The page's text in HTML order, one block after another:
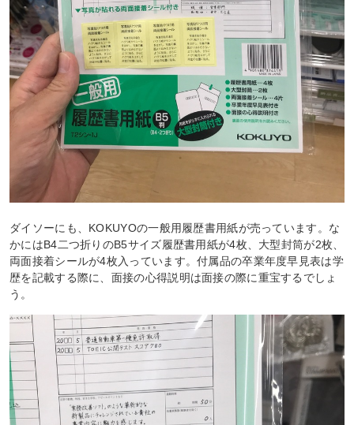
ダイソーにも、KOKUYOの一般用履歴書用紙が売っています。な
かにはB4二つ折りのB5サイズ履歴書用紙が4枚、大型封筒が2枚、
両面接着シールが4枚入っています。付属品の卒業年度早見表は学
歴を記載する際に、面接の心得説明は面接の際に重宝するでしょ
う。